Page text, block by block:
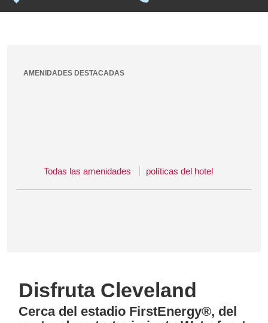
AMENIDADES DESTACADAS
Todas las amenidades políticas del hotel
Disfruta Cleveland
Cerca del estadio FirstEnergy®, del